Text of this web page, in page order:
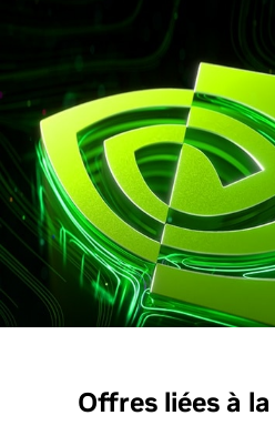
Offres liées à